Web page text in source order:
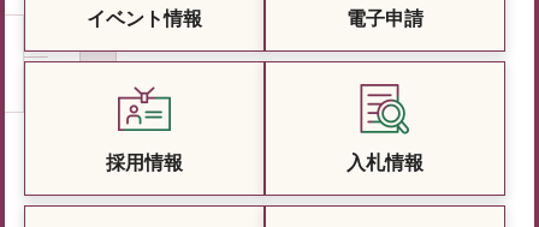
イベント情報 電子申請
採用情報 入札情報